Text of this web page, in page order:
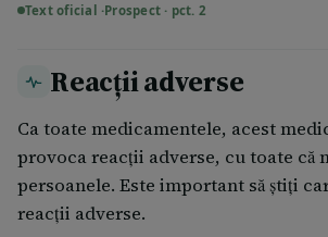
Text oficial ·Prospect · pct. 2
Reacții adverse
Ca toate medicamentele, acest
provoca reacții adverse, cu toate că
persoanele. Este important să știți
reacții adverse.